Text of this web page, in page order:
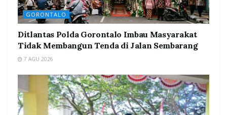
GORONTALO
Ditlantas Polda Gorontalo Imbau Masyarakat
Tidak Membangun Tenda di Jalan Sembarang
7 AGU 2026